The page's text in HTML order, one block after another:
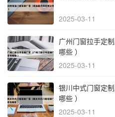
2025-03-11
广州门窗拉手定
哪些 ）
2025-03-11
银川中式门窗定
哪些 ）
2025-03-11